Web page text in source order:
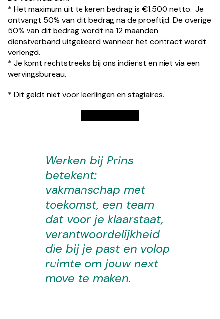
* Het maximum uit te keren bedrag is €1.500 netto. Je
ontvangt 50% van dit bedrag na de proeftijd. De overige
50% van dit bedrag wordt na 12 maanden
dienstverband uitgekeerd wanneer het contract wordt
verlengd.
* Je komt rechtstreeks bij ons indienst en niet via een
wervingsbureau.
* Dit geldt niet voor leerlingen en stagiaires.
Werken bij Prins
betekent:
vakmanschap met
toekomst, een team
dat voor je klaarstaat,
verantwoordelijkheid
die bij je past en volop
ruimte om jouw next
move te maken.